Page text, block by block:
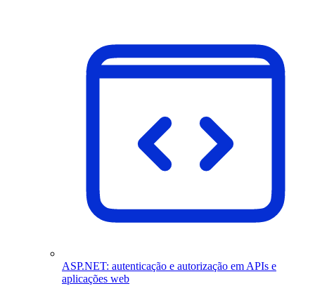
ASP.NET: autenticação e autorização em APIs e
aplicações web